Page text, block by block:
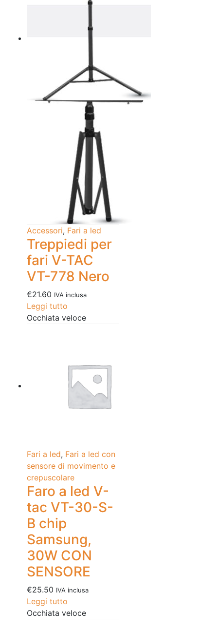
Accessori, Fari a led
Treppiedi per
fari V-TAC
VT-778 Nero
€21.60 IVA inclusa
Leggi tutto
Occhiata veloce
Fari a led, Fari a led con
sensore di movimento e
crepuscolare
Faro a led V-
tac VT-30-S-
B chip
Samsung,
30W CON
SENSORE
€25.50 IVA inclusa
Leggi tutto
Occhiata veloce